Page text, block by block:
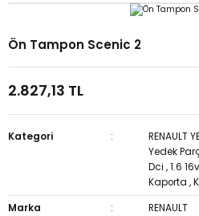
Ön Tampon Scenic 2
2.827,13 TL
Kategori RENAULT
Yedek
Dci ,1.6 16v
Kaporta ,
Marka
RENAULT